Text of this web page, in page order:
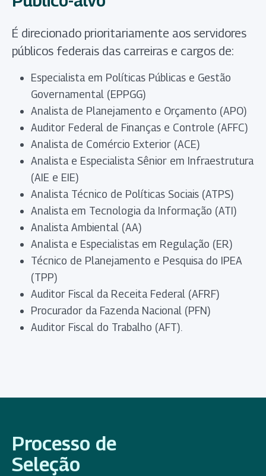
É direcionado prioritariamente aos servidores
públicos federais das carreiras e cargos de:
Especialista em Políticas Públicas e Gestão
Governamental (EPPGG)
Analista de Planejamento e Orçamento (APO)
Auditor Federal de Finanças e Controle (AFFC)
Analista de Comércio Exterior (ACE)
Analista e Especialista Sênior em Infraestrutura
(AIE e EIE)
Analista Técnico de Políticas Sociais (ATPS)
Analista em Tecnologia da Informação (ATI)
Analista Ambiental (AA)
Analista e Especialistas em Regulação (ER)
Técnico de Planejamento e Pesquisa do IPEA
(TPP)
Auditor Fiscal da Receita Federal (AFRF)
Procurador da Fazenda Nacional (PFN)
Auditor Fiscal do Trabalho (AFT).
Processo de
Seleção